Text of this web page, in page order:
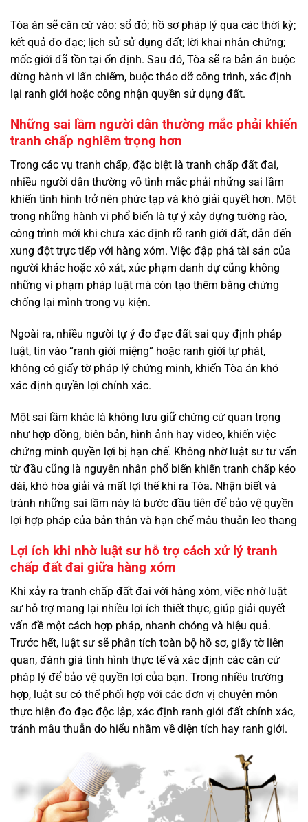
Tòa án sẽ căn cứ vào: sổ đỏ; hồ sơ pháp lý qua các thời kỳ;
kết quả đo đạc; lịch sử sử dụng đất; lời khai nhân chứng;
mốc giới đã tồn tại ổn định. Sau đó, Tòa sẽ ra bản án buộc
dừng hành vi lấn chiếm, buộc tháo dỡ công trình, xác định
lại ranh giới hoặc công nhận quyền sử dụng đất.
Những sai lầm người dân thường mắc phải khiến
tranh chấp nghiêm trọng hơn
Trong các vụ tranh chấp, đặc biệt là tranh chấp đất đai,
nhiều người dân thường vô tình mắc phải những sai lầm
khiến tình hình trở nên phức tạp và khó giải quyết hơn. Một
trong những hành vi phổ biến là tự ý xây dựng tường rào,
công trình mới khi chưa xác định rõ ranh giới đất, dẫn đến
xung đột trực tiếp với hàng xóm. Việc đập phá tài sản của
người khác hoặc xô xát, xúc phạm danh dự cũng không
những vi phạm pháp luật mà còn tạo thêm bằng chứng
chống lại mình trong vụ kiện.
Ngoài ra, nhiều người tự ý đo đạc đất sai quy định pháp
luật, tin vào “ranh giới miệng” hoặc ranh giới tự phát,
không có giấy tờ pháp lý chứng minh, khiến Tòa án khó
xác định quyền lợi chính xác.
Một sai lầm khác là không lưu giữ chứng cứ quan trọng
như hợp đồng, biên bản, hình ảnh hay video, khiến việc
chứng minh quyền lợi bị hạn chế. Không nhờ luật sư tư vấn
từ đầu cũng là nguyên nhân phổ biến khiến tranh chấp kéo
dài, khó hòa giải và mất lợi thế khi ra Tòa. Nhận biết và
tránh những sai lầm này là bước đầu tiên để bảo vệ quyền
lợi hợp pháp của bản thân và hạn chế mâu thuẫn leo thang
Lợi ích khi nhờ luật sư hỗ trợ cách xử lý tranh
chấp đất đai giữa hàng xóm
Khi xảy ra tranh chấp đất đai với hàng xóm, việc nhờ luật
sư hỗ trợ mang lại nhiều lợi ích thiết thực, giúp giải quyết
vấn đề một cách hợp pháp, nhanh chóng và hiệu quả.
Trước hết, luật sư sẽ phân tích toàn bộ hồ sơ, giấy tờ liên
quan, đánh giá tình hình thực tế và xác định các căn cứ
pháp lý để bảo vệ quyền lợi của bạn. Trong nhiều trường
hợp, luật sư có thể phối hợp với các đơn vị chuyên môn
thực hiện đo đạc độc lập, xác định ranh giới đất chính xác,
tránh mâu thuẫn do hiểu nhầm về diện tích hay ranh giới.